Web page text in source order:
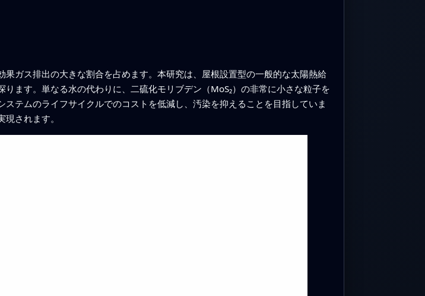
ガス排出の大きな割合を占めます。本研究は、屋根設置型の一般的な太陽熱給
ます。単なる水の代わりに、二硫化モリブデン（MoS₂）の非常に小さな粒子を
テムのライフサイクルでのコストを低減し、汚染を抑えることを目指していま
されます。